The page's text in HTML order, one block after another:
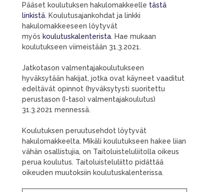
Pääset koulutuksen hakulomakkeelle tästä
linkistä. Koulutusajankohdat ja linkki
hakulomakkeeseen löytyvät
myös koulutuskalenterista. Hae mukaan
koulutukseen viimeistään 31.3.2021.
Jatkotason valmentajakoulutukseen
hyväksytään hakijat, jotka ovat käyneet vaaditut
edeltävät opinnot (hyväksytysti suoritettu
perustason (I-taso) valmentajakoulutus)
31.3.2021 mennessä.
Koulutuksen peruutusehdot löytyvät
hakulomakkeelta. Mikäli koulutukseen hakee liian
vähän osallistujia, on Taitoluisteluliitolla oikeus
perua koulutus. Taitoluisteluliitto pidättää
oikeuden muutoksiin koulutuskalenterissa.